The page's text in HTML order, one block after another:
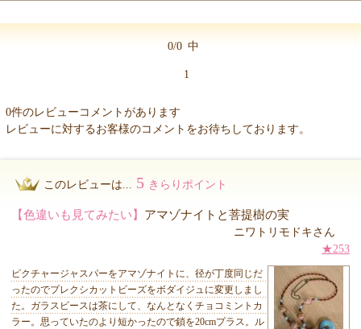
0/0 中
1
0件のレビューコメントがあります
レビューに対するお客様のコメントをお待ちしております。
このレビューは... 5 きらりポイント
【色違いも見てみたい】 アマゾナイトと菩提樹の実
ニワトリモドキさん
★253
ピクチャージャスパーをアマゾナイトに、径が丁度同じだ
ったのでプレクシカットビーズをボダイジュに変更しまし
た。ガラスビースは茶にして、なんとなくチョコミントカ
ラー。思っていたのより短かったので鎖を20cmプラス。ル